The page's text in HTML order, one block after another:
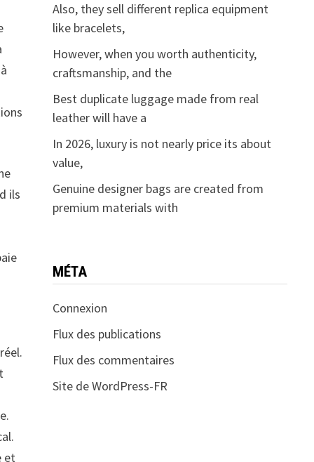
ils
et
Also, they sell different replica equipment
like bracelets,
However, when you worth authenticity,
craftsmanship, and the
Best duplicate luggage made from real
leather will have a
In 2026, luxury is not nearly price its about
value,
Genuine designer bags are created from
premium materials with
MÉTA
Connexion
Flux des publications
Flux des commentaires
Site de WordPress-FR